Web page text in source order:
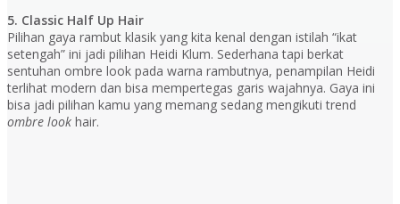
5. Classic Half Up Hair
Pilihan gaya rambut klasik yang kita kenal dengan istilah “ikat
setengah” ini jadi pilihan Heidi Klum. Sederhana tapi berkat
sentuhan ombre look pada warna rambutnya, penampilan Heidi
terlihat modern dan bisa mempertegas garis wajahnya. Gaya ini
bisa jadi pilihan kamu yang memang sedang mengikuti trend
ombre look hair.